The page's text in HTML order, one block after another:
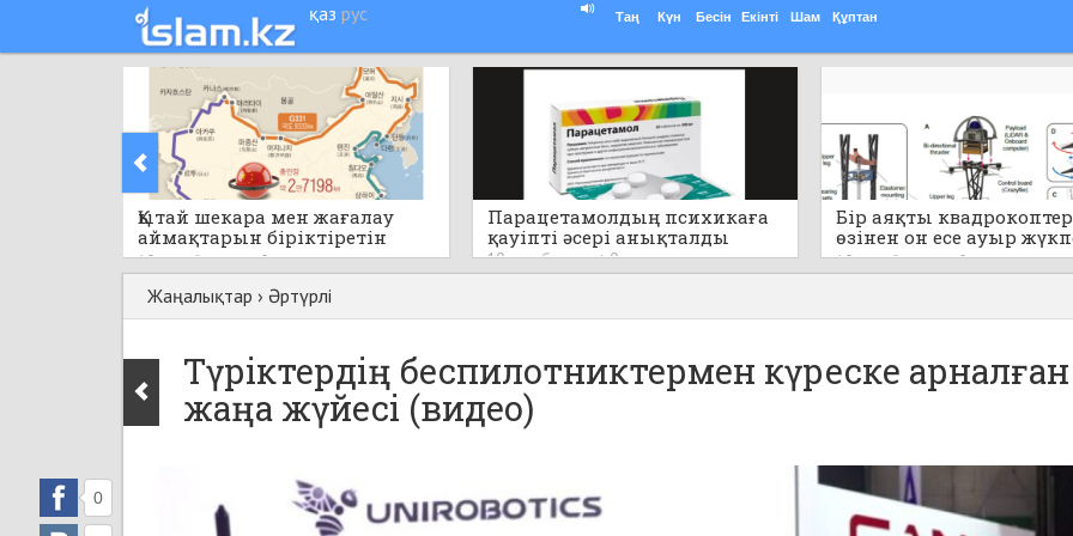
қаз рус Таң Күн Бесін Екінті Шам Құптан
Қытай шекара мен жағалау
аймақтарын біріктіретін
бірегей стратегиялық жобаны
қолға алады
10 сағат бұрын 0
Парацетамолдың психикаға
қауіпті әсері анықталды
10 сағат бұрын 0
Бір аяқты квадрокоптер
өзінен он есе ауыр
секіре алады (видео)
10 сағат бұрын 0
Жаңалықтар › Әртүрлі
Түріктердің беспилотниктермен күреске арналған
жаңа жүйесі (видео)
0